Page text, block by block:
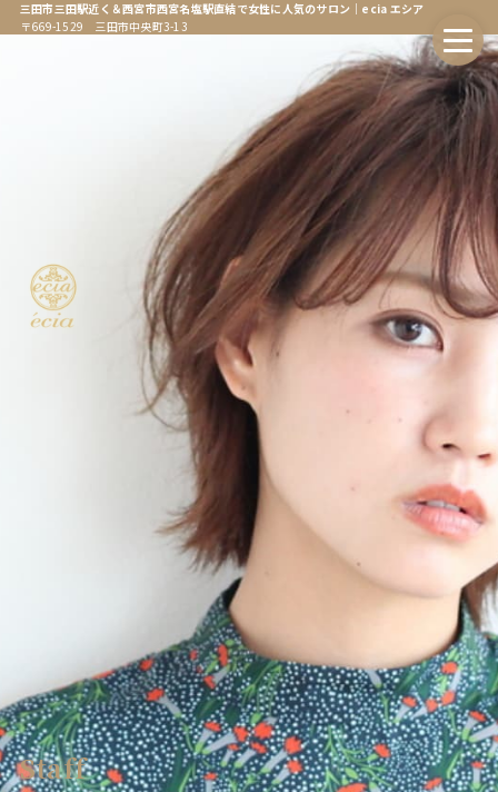
三田市三田駅近く＆西宮市西宮名塩駅直結で女性に人気のサロン｜ecia エシア
〒669-1529 三田市中央町3-13
オンラインストア
Online Store
エシア三田店
エシア三田店メニュー
Ecia Sanda Menu
エシア西宮名塩店メニュー
Ecia Najio Menu
エシア三輪店メニュー
Ecia Miwa Menu
クーポン | エシア三田店
Ecia Sanda
クーポン | アイサロン
Eyelash
Staff